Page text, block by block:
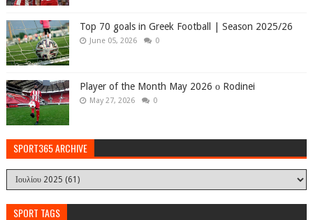
Top 70 goals in Greek Football | Season 2025/26
June 05, 2026 0
Player of the Month May 2026 ο Rodinei
May 27, 2026 0
SPORT365 ARCHIVE
SPORT TAGS